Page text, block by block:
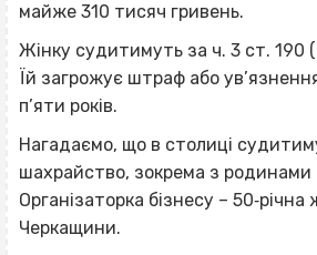
майже 310 тисяч гривень.
Жінку судитимуть за ч. 3 ст. 190
Їй загрожує штраф або
п’яти років.
Нагадаємо, що в столиці
шахрайство, зокрема з родинами
Організаторка бізнесу – 50‐річна
Черкащини.